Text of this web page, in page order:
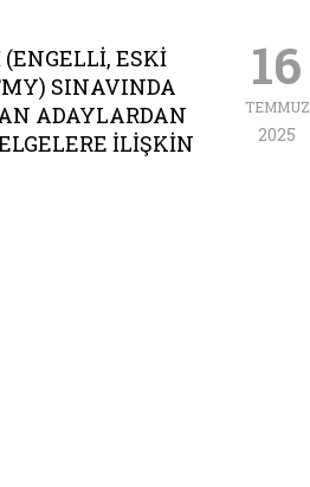
ESKİ
SINAVINDA
ADAYLARDAN
İLİŞKİN
16
TEMMUZ
2025